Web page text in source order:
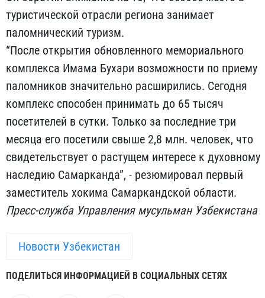
туристической отрасли региона занимает
паломнический туризм.
“После открытия обновленного мемориального
комплекса Имама Бухари возможности по приему
паломников значительно расширились. Сегодня
комплекс способен принимать до 65 тысяч
посетителей в сутки. Только за последние три
месяца его посетили свыше 2,8 млн. человек, что
свидетельствует о растущем интересе к духовному
наследию Самарканда”, - резюмировал первый
заместитель хокима Самаркандской области.
Пресс-служба Управления мусульман Узбекистана
Новости Узбекистан
ПОДЕЛИТЬСЯ ИНФОРМАЦИЕЙ В СОЦИАЛЬНЫХ СЕТЯХ